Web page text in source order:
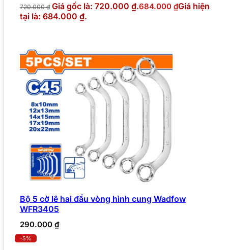
720.000₫ Giá gốc là: 720.000 ₫.684.000 ₫Giá hiện
tại là: 684.000 ₫.
Bộ 5 cờ lê hai đầu vòng hình cung Wadfow
WFR3405
290.000 ₫
-5%